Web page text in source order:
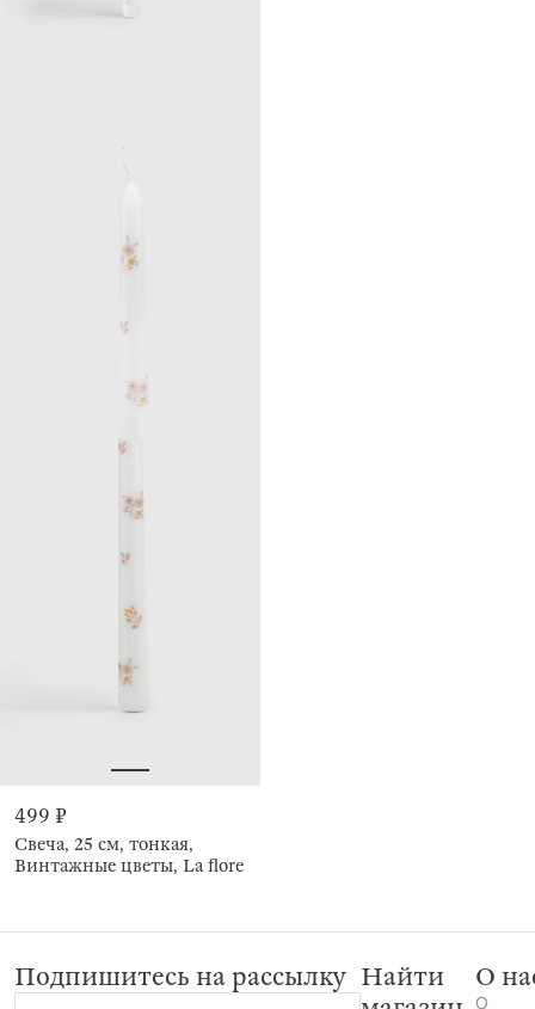
499 ₽
Свеча, 25 см, тонкая,
Винтажные цветы, La flore
Подпишитесь на рассылку Найти
О